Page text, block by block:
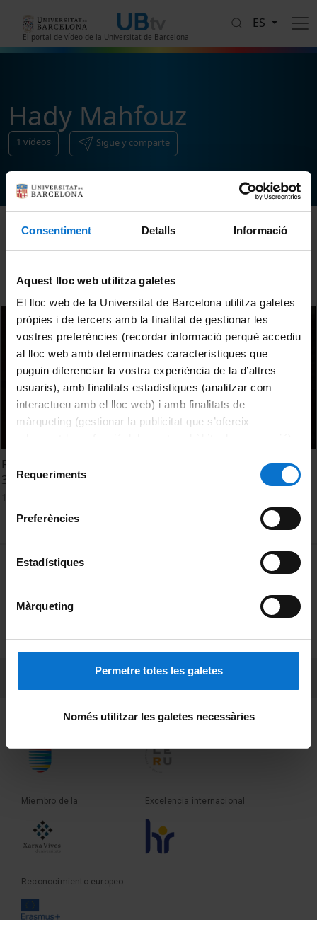
Consentiment Detalls Informació
Aquest lloc web utilitza galetes
El lloc web de la Universitat de Barcelona utilitza galetes
pròpies i de tercers amb la finalitat de gestionar les
vostres preferències (recordar informació perquè accediu
al lloc web amb determinades característiques que
puguin diferenciar la vostra experiència de la d’altres
usuaris), amb finalitats estadístiques (analitzar com
interactueu amb el lloc web) i amb finalitats de
màrqueting (gestionar la publicitat que s’ofereix
consultar laPolítica de galetes del lloc web de la
Selecció
de Requeriments
Preferències
Estadístiques
Màrqueting
Permetre totes les galetes
Només utilitzar les galetes necessàries
El portal de vídeo de la Universitat de Barcelona
ES
Hady Mahfouz
1 vídeos Sigue y comparte
Ordenar
First Arab Euro Conference on Higher Education. Session
3
MENÚ PEU 1
Privacidad y términos
Sobre UBtv
Fundadora de la Miembro de la
Miembro de la Excelencia internacional
Reconocimiento europeo